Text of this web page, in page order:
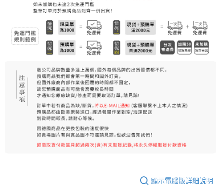
每筆NT$80，滿NT$999(含以上)免運費
7-11純取貨 (先付款
每筆NT$80，滿NT$999(含以上)免運費
每筆NT$100，滿NT$999(含以上)免運費
離島宅配（澎湖、金門、馬祖、小琉球）
每筆NT$250，滿NT$3,000(含以上)免運費
付款後門市自取
顯示電腦版詳細說明